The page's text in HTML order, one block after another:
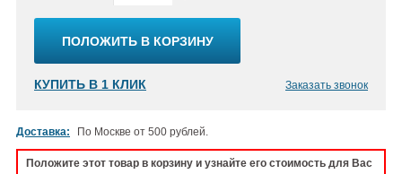
ПОЛОЖИТЬ В КОРЗИНУ
КУПИТЬ В 1 КЛИК Заказать звонок
Доставка: По Москве от 500 рублей.
Положите этот товар в корзину и узнайте его стоимость для Вас